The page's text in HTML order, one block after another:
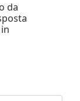
da